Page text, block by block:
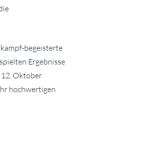
begeisterte
Ergebnisse
Oktober
hochwertigen